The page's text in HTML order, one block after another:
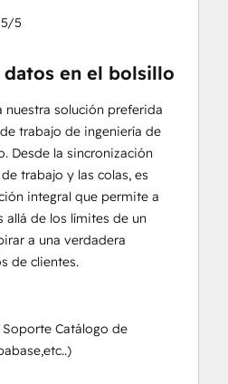
5/5
en el bolsillo
nuestra solución preferida
trabajo de ingeniería de
Desde la sincronización
trabajo y las colas, es
integral que permite a
allá de los límites de un
a una verdadera
de clientes.
Catálogo de